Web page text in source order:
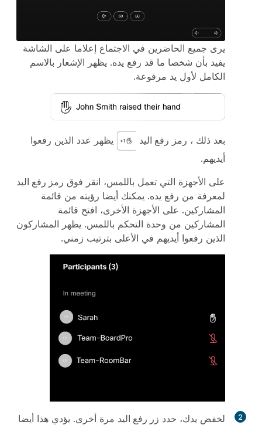
يرى جميع الحاضرين في الاجتماع إعلاما على الشاشة
يفيد بأن شخصا ما قد رفع يده. يظهر الإشعار بالاسم
الكامل لأول يد مرفوعة.
بعد ذلك ، رمز رفع اليد
يظهر عدد الذين رفعوا
أيديهم.
على الأجهزة التي تعمل باللمس، انقر فوق رمز رفع اليد
لمعرفة من رفع يده. يمكنك أيضا رؤيته من قائمة
المشاركين. على الأجهزة الأخرى، افتح قائمة
المشاركين من وحدة التحكم باللمس. يظهر المشاركون
الذين رفعوا أيديهم في الأعلى بترتيب زمني.
2 لخفض يدك، حدد زر رفع اليد مرة أخرى. يؤدي هذا أيضا